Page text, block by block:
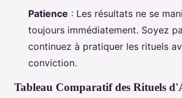
Patience : Les résultats ne se
toujours immédiatement. Soyez
continuez à pratiquer les rituels
conviction.
Tableau Comparatif des Rituels